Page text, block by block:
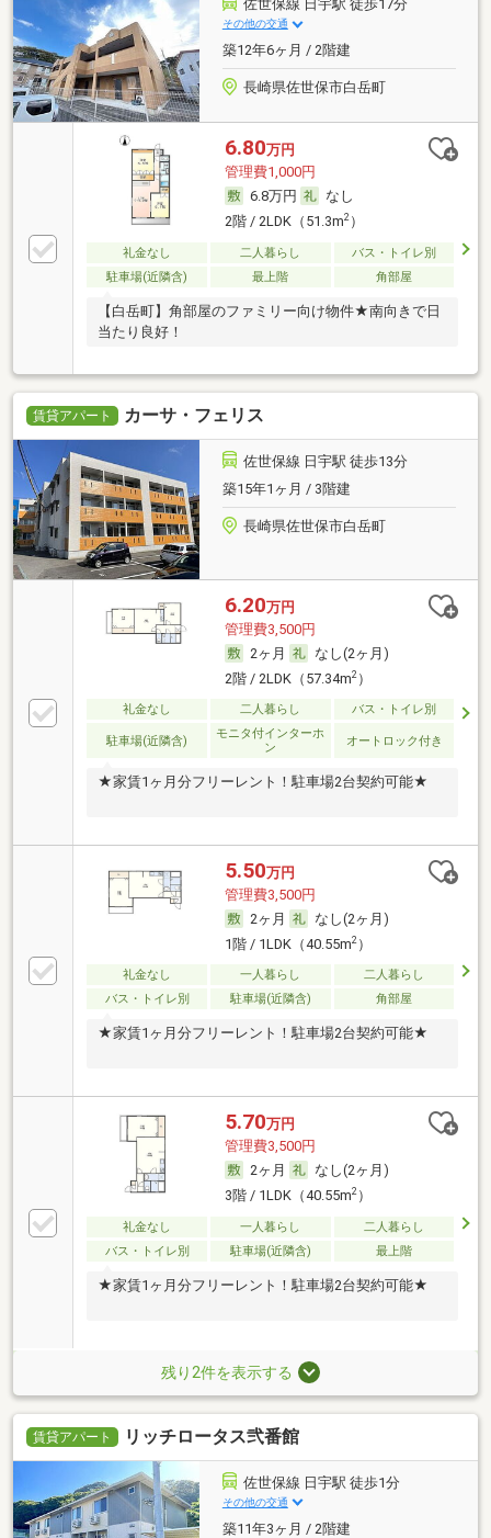
佐世保線 日宇駅 徒歩17分
その他の交通
築12年6ヶ月 / 2階建
長崎県佐世保市白岳町
6.80万円
管理費1,000円
6.8万円
なし
2階 / 2LDK（51.3m2）
礼金なし 二人暮らし
バス・トイレ別
駐車場(近隣含)
最上階 角部屋
【白岳町】角部屋のファミリー向け物件★南向きで日
当たり良好！
賃貸アパート カーサ・フェリス
佐世保線 日宇駅 徒歩13分
築15年1ヶ月 / 3階建
長崎県佐世保市白岳町
6.20万円
管理費3,500円
2ヶ月
なし(2ヶ月)
2階 / 2LDK（57.34m2）
礼金なし 二人暮らし バス・トイレ別
駐車場(近隣含)
モニタ付インターホ
ン
オートロック付き
★家賃1ヶ月分フリーレント！駐車場2台契約可能★
5.50万円
管理費3,500円
2ヶ月
なし(2ヶ月)
1階 / 1LDK（40.55m2）
礼金なし 一人暮らし
二人暮らし
バス・トイレ別
駐車場(近隣含) 角部屋
★家賃1ヶ月分フリーレント！駐車場2台契約可能★
5.70万円
管理費3,500円
2ヶ月
なし(2ヶ月)
3階 / 1LDK（40.55m2）
礼金なし 一人暮らし
二人暮らし
バス・トイレ別
駐車場(近隣含) 最上階
★家賃1ヶ月分フリーレント！駐車場2台契約可能★
残り2件を表示する
賃貸アパート リッチロータス弐番館
佐世保線 日宇駅 徒歩1分
その他の交通
築11年3ヶ月 / 2階建